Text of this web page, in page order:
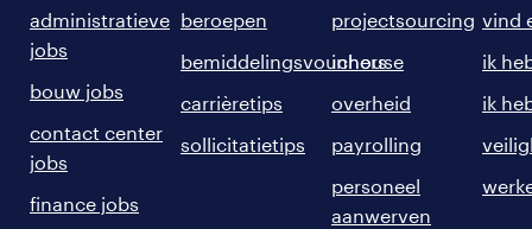
administratieve
jobs
bouw jobs
contact center
jobs
finance jobs
beroepen
bemiddelingsvouchers
carrièretips
sollicitatietips
projectsourcing
inhouse
overheid
payrolling
personeel
aanwerven
vind
ik
ik